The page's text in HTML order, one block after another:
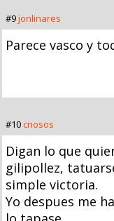
#9jonlinares
Parece vasco y
#10cnosos
Digan lo que
gilipollez,
simple victoria.
Yo despues me